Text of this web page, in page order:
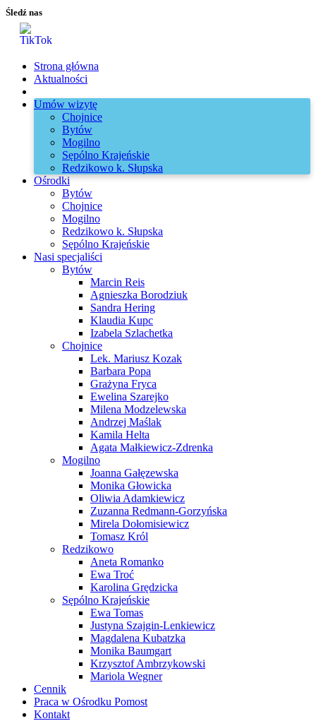
Śledź nas
Strona główna
Aktualności
Umów wizytę
Chojnice
Bytów
Mogilno
Sępólno Krajeńskie
Redzikowo k. Słupska
Ośrodki
Bytów
Chojnice
Mogilno
Redzikowo k. Słupska
Sępólno Krajeńskie
Nasi specjaliści
Bytów
Marcin Reis
Agnieszka Borodziuk
Sandra Hering
Klaudia Kupc
Izabela Szlachetka
Chojnice
Lek. Mariusz Kozak
Barbara Popa
Grażyna Fryca
Ewelina Szarejko
Milena Modzelewska
Andrzej Maślak
Kamila Helta
Agata Małkiewicz-Zdrenka
Mogilno
Joanna Gałęzewska
Monika Głowicka
Oliwia Adamkiewicz
Zuzanna Redmann-Gorzyńska
Mirela Dołomisiewicz
Tomasz Król
Redzikowo
Aneta Romanko
Ewa Troć
Karolina Grędzicka
Sępólno Krajeńskie
Ewa Tomas
Justyna Szajgin-Lenkiewicz
Magdalena Kubatzka
Monika Baumgart
Krzysztof Ambrzykowski
Mariola Wegner
Cennik
Praca w Ośrodku Pomost
Kontakt